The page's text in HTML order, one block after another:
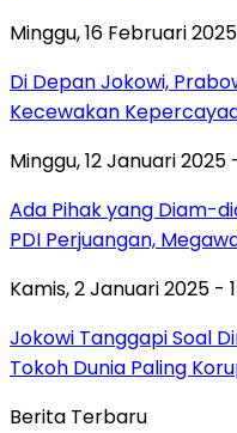
Minggu, 16 Februari
Di Depan Jokowi,
Kecewakan
Minggu, 12 Januari 2025
Ada Pihak yang Diam-
PDI Perjuangan,
Kamis, 2 Januari 2025 -
Jokowi Tanggapi Soal
Tokoh Dunia Paling
Berita Terbaru